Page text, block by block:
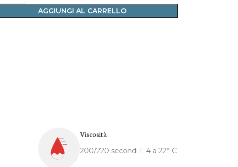
AGGIUNGI AL CARRELLO
Viscosità
200/220 secondi F 4 a 22° C